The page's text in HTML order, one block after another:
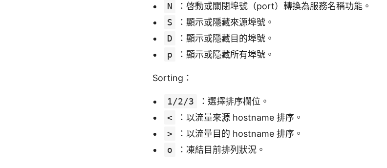
N
：啓動或關閉埠號（port）轉換為服務名稱功能。
S
：顯示或隱藏來源埠號。
D
：顯示或隱藏目的埠號。
p
：顯示或隱藏所有埠號。
Sorting：
1/2/3
：選擇排序欄位。
<
：以流量來源 hostname 排序。
>
：以流量目的 hostname 排序。
o
：凍結目前排列狀況。